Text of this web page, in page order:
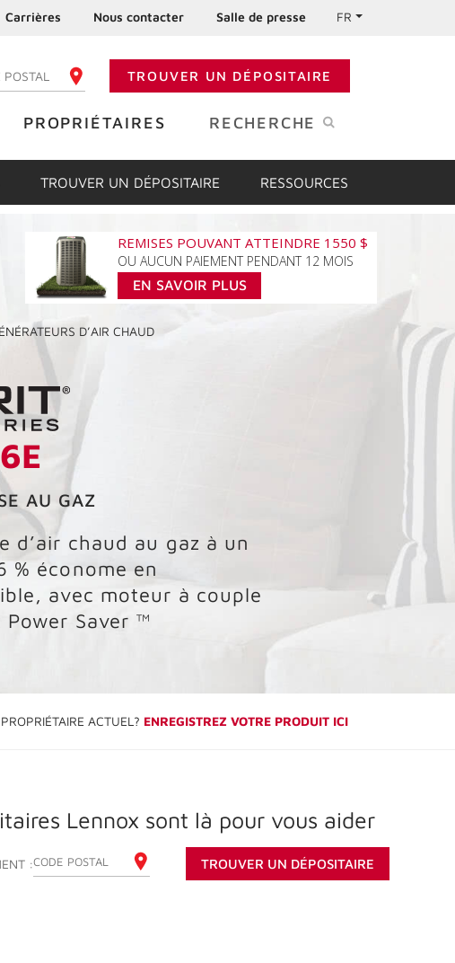
Carrières Nous contacter Salle de presse FR
VOTRE CODE POSTALTROUVER UN DÉPOSITAIRE
PROPRIÉTAIRES RECHERCHE
TROUVER UN DÉPOSITAIRE RESSOURCES
D’AIR CHAUD
AU GAZ
d’air chaud au gaz à un
% économe en
avec moteur à couple
Saver ™
REMISES POUVANT ATTEINDRE 1550 $
OU AUCUN PAIEMENT PENDANT 12 MOIS
EN SAVOIR PLUS
PROPRIÉTAIRE ACTUEL? ENREGISTREZ VOTRE PRODUIT ICI
Lennox sont là pour vous aider
:ENTREZ VOTRE CODE POSTAL TROUVER UN DÉPOSITAIRE